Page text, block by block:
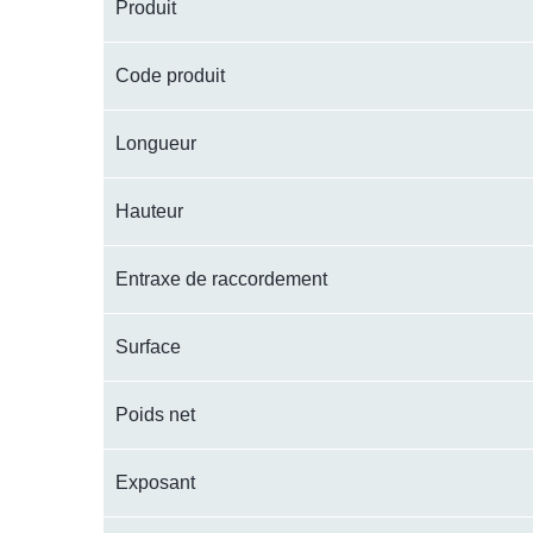
Produit
Code produit
Longueur
Hauteur
Entraxe de raccordement
Surface
Poids net
Exposant